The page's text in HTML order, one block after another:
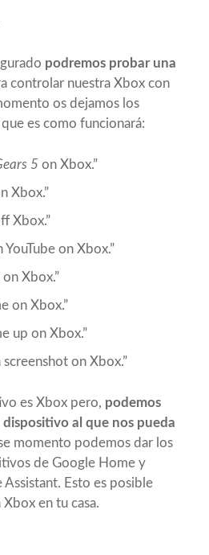
podremos probar una
controlar nuestra Xbox con
os dejamos los
es como funcionará:
5 on Xbox.”
Xbox.”
Xbox.”
on Xbox.”
Xbox.”
on Xbox.”
up on Xbox.”
on Xbox.”
es Xbox pero, podemos
al que nos pueda
momento podemos dar los
de Google Home y
Esto es posible
en tu casa.